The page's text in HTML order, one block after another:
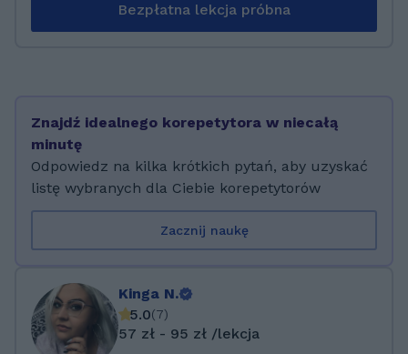
Lekcje ze mną są rzeczowe, ukierunkowane
Pedagogiki Resocjalizacyjnej, instruktor zajęć
kreatywnych, przygotowanie do Kangura na
każdym etapie edukacji, przygotowanie do
matury, pracuje z uczniem zagrożonym
niedostosowaniem społecznym oraz z
uczniem z trudnościami w nauce (wszystkie
nauczaniu
Bezpłatna lekcja próbna
Znajdź idealnego korepetytora w niecałą
minutę
Odpowiedz na kilka krótkich pytań, aby uzyskać
listę wybranych dla Ciebie korepetytorów
Zacznij naukę
Kinga N.
5.0(7)
57 zł - 95 zł /lekcja